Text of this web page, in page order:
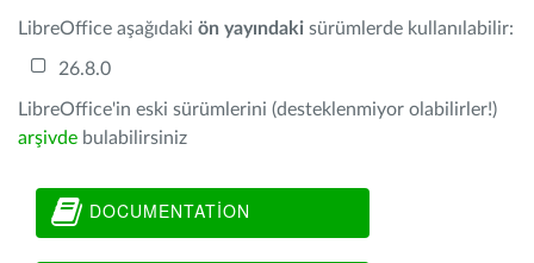
LibreOffice aşağıdaki ön yayındaki sürümlerde kullanılabilir:
26.8.0
LibreOffice'in eski sürümlerini (desteklenmiyor olabilirler!)
arşivde bulabilirsiniz
DOCUMENTATION